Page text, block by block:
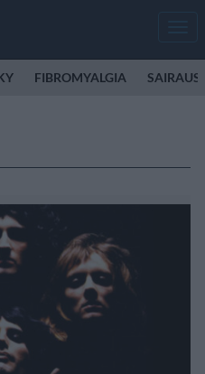
FIBROMYALGIA SAIRAUS